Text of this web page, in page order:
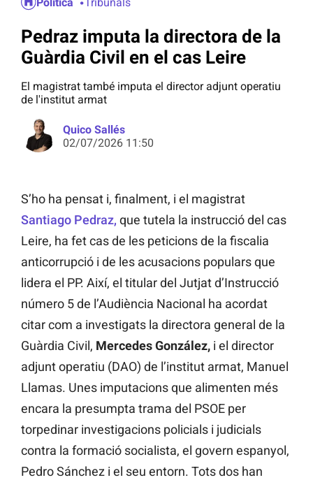
Pedraz imputa la directora de la
Guàrdia Civil en el cas Leire
El magistrat també imputa el director adjunt operatiu
de l'institut armat
Quico Sallés
02/07/2026 11:50
S’ho ha pensat i, finalment, i el magistrat
Santiago Pedraz, que tutela la instrucció del cas
Leire, ha fet cas de les peticions de la fiscalia
anticorrupció i de les acusacions populars que
lidera el PP. Així, el titular del Jutjat d’Instrucció
número 5 de l’Audiència Nacional ha acordat
citar com a investigats la directora general de la
Guàrdia Civil, Mercedes González, i el director
adjunt operatiu (DAO) de l’institut armat, Manuel
Llamas. Unes imputacions que alimenten més
encara la presumpta trama del PSOE per
torpedinar investigacions policials i judicials
contra la formació socialista, el govern espanyol,
Pedro Sánchez i el seu entorn. Tots dos han